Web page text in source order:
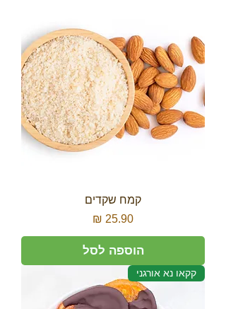
קמח שקדים
מחיר
הוספה לסל
קקאו נא אורגני